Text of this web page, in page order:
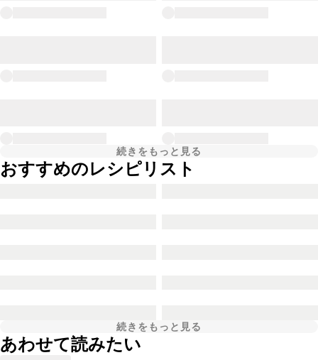
続きをもっと見る
おすすめのレシピリスト
続きをもっと見る
あわせて読みたい